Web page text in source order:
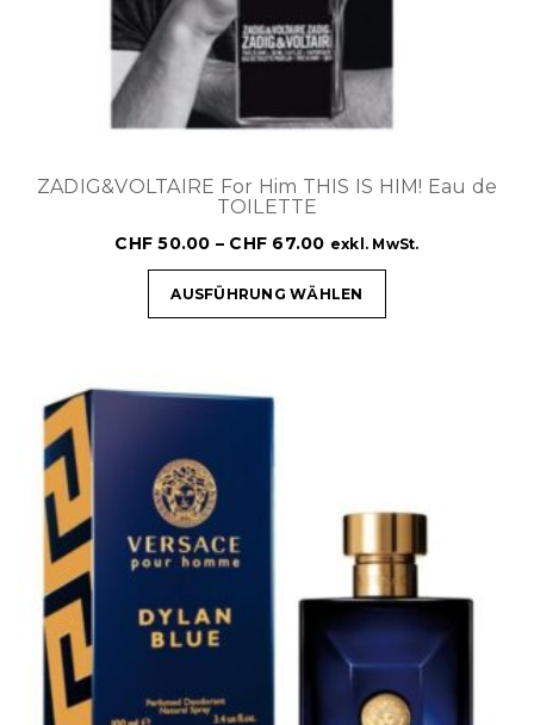
ZADIG&VOLTAIRE For Him THIS IS HIM! Eau de
TOILETTE
CHF 50.00 – CHF 67.00 exkl. MwSt.
AUSFÜHRUNG WÄHLEN